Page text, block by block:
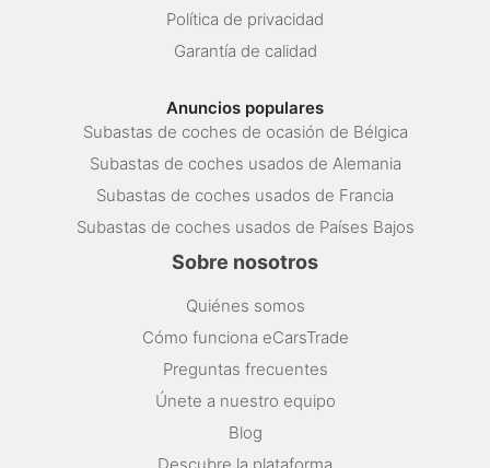
Política de privacidad
Garantía de calidad
Anuncios populares
Subastas de coches de ocasión de Bélgica
Subastas de coches usados de Alemania
Subastas de coches usados de Francia
Subastas de coches usados de Países Bajos
Sobre nosotros
Quiénes somos
Cómo funciona eCarsTrade
Preguntas frecuentes
Únete a nuestro equipo
Blog